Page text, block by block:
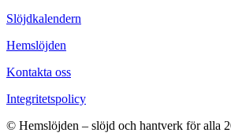
Slöjdkalendern
Hemslöjden
Kontakta oss
Integritetspolicy
© Hemslöjden – slöjd och hantverk för alla